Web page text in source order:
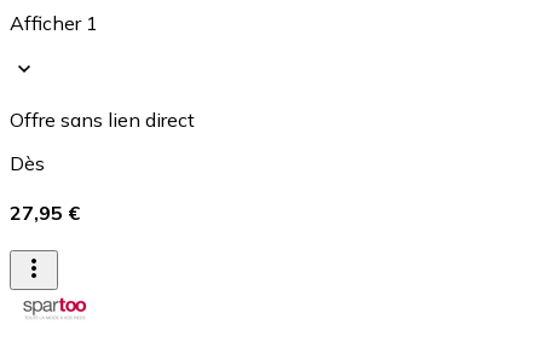
Afficher 1
Offre sans lien direct
Dès
27,95 €